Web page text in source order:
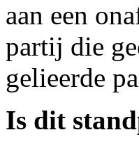
aan een
partij die
gelieerde
Is dit